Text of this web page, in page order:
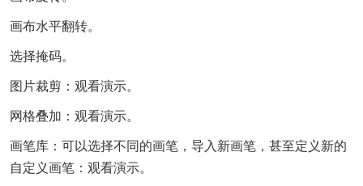
画布水平翻转。
选择掩码。
图片裁剪：观看演示。
网格叠加：观看演示。
画笔库：可以选择不同的画笔，导入新画笔，甚至定义新的
自定义画笔：观看演示。